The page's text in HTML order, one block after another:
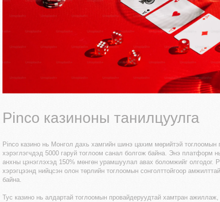
Pinco казиноны танилцуулга
Pinco казино нь Монгол дахь хамгийн шинэ цахим мөрийтэй тоглоомын
хэрэглэгчдэд 5000 гаруй тоглоом санал болгож байна. Энэ платформ
анхны цэнэглэхэд 150% мөнгөн урамшуулал авах боломжийг олгодог.
хэрэгцээнд нийцсэн олон төрлийн тоглоомын сонголттойгоор
байна.
Тус казино нь алдартай тоглоомын провайдеруудтай хамтран